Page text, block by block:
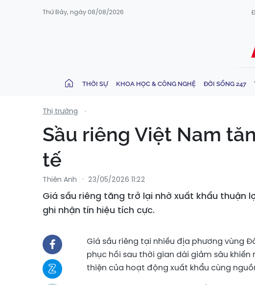
Thứ Bảy, ngày 08/08/2026
THỜI SỰ KHOA HỌC & CÔNG NGHỆ ĐỜI SỐNG 247
Thị trường
Sầu riêng Việt Nam
tế
Thiên Anh 23/05/2026 11:22
Giá sầu riêng tăng trở lại nhờ xuất khẩu thuận
ghi nhận tín hiệu tích cực.
Giá sầu riêng tại nhiều địa phương vùng
phục hồi sau thời gian dài giảm sâu
thiện của hoạt động xuất khẩu cùng